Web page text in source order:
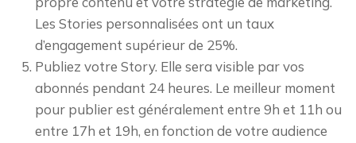
Les Stories personnalisées ont un taux
d’engagement supérieur de 25%.
Publiez votre Story. Elle sera visible par vos
abonnés pendant 24 heures. Le meilleur moment
pour publier est généralement entre 9h et 11h ou
entre 17h et 19h, en fonction de votre audience